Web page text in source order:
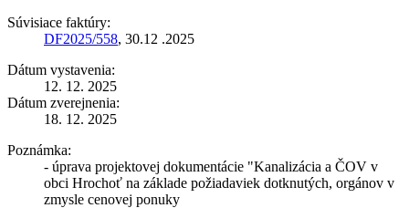
Súvisiace faktúry:
DF2025/558, 30.12 .2025
Dátum vystavenia:
12. 12. 2025
Dátum zverejnenia:
18. 12. 2025
Poznámka:
- úprava projektovej dokumentácie "Kanalizácia a ČOV v
obci Hrochoť na základe požiadaviek dotknutých, orgánov v
zmysle cenovej ponuky